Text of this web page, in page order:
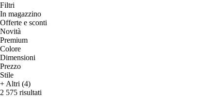
Filtri
In magazzino
Offerte e sconti
Novità
Premium
Colore
Dimensioni
Prezzo
Stile
+ Altri (4)
2 575 risultati